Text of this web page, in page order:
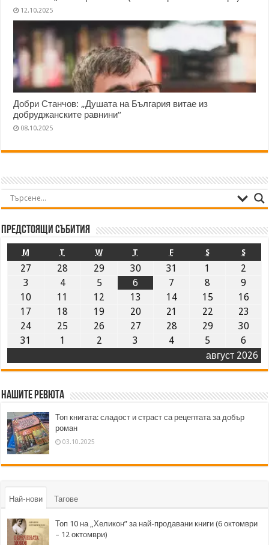
12.10.2025
Добри Станчов: „Душата на България витае из
добруджанските равнини“
08.10.2025
Предстоящи събития
август 2026
M T W T F S S
27 28 29 30 31 1
2
3
4 5 6 7 8
9
10
11 12 13 14 15
16
17
18 19 20 21 22
23
24
25 26 27 28 29
30
31
1 2 3 4 5 6
Нашите ревюта
Топ книгата: сладост и страст са рецептата за добър
роман
03.10.2025
Най-нови Тагове
Топ 10 на „Хеликон” за най-продавани книги (6 октомври
– 12 октомври)